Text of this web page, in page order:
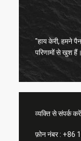
"हाय केरी, हमने
परिणामों से खुश
व्यक्ति से संपर्क
फ़ोन नंबर : +86